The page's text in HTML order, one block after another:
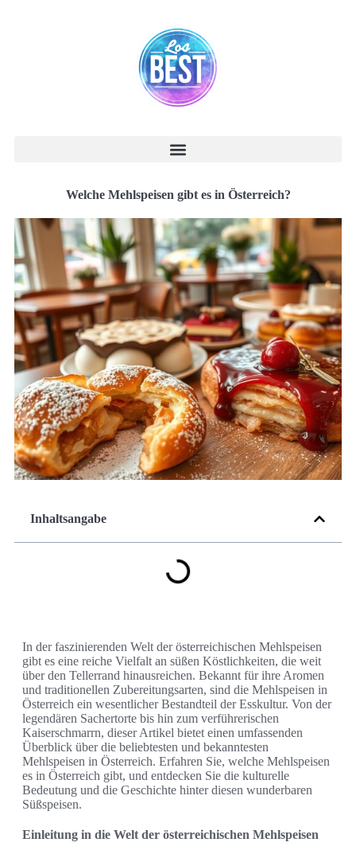
Welche Mehlspeisen gibt es in Österreich?
Inhaltsangabe
In der faszinierenden Welt der österreichischen Mehlspeisen
gibt es eine reiche Vielfalt an süßen Köstlichkeiten, die weit
über den Tellerrand hinausreichen. Bekannt für ihre Aromen
und traditionellen Zubereitungsarten, sind die Mehlspeisen in
Österreich ein wesentlicher Bestandteil der Esskultur. Von der
legendären Sachertorte bis hin zum verführerischen
Kaiserschmarrn, dieser Artikel bietet einen umfassenden
Überblick über die beliebtesten und bekanntesten
Mehlspeisen in Österreich. Erfahren Sie, welche Mehlspeisen
es in Österreich gibt, und entdecken Sie die kulturelle
Bedeutung und die Geschichte hinter diesen wunderbaren
Süßspeisen.
Einleitung in die Welt der österreichischen Mehlspeisen